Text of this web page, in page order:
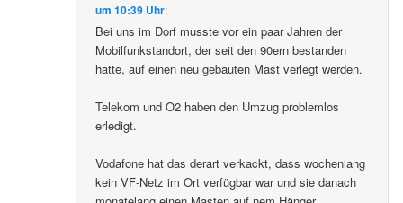
um 10:39 Uhr:
Bei uns im Dorf musste vor ein paar Jahren der
Mobilfunkstandort, der seit den 90ern bestanden
hatte, auf einen neu gebauten Mast verlegt werden.
Telekom und O2 haben den Umzug problemlos
erledigt.
Vodafone hat das derart verkackt, dass wochenlang
kein VF-Netz im Ort verfügbar war und sie danach